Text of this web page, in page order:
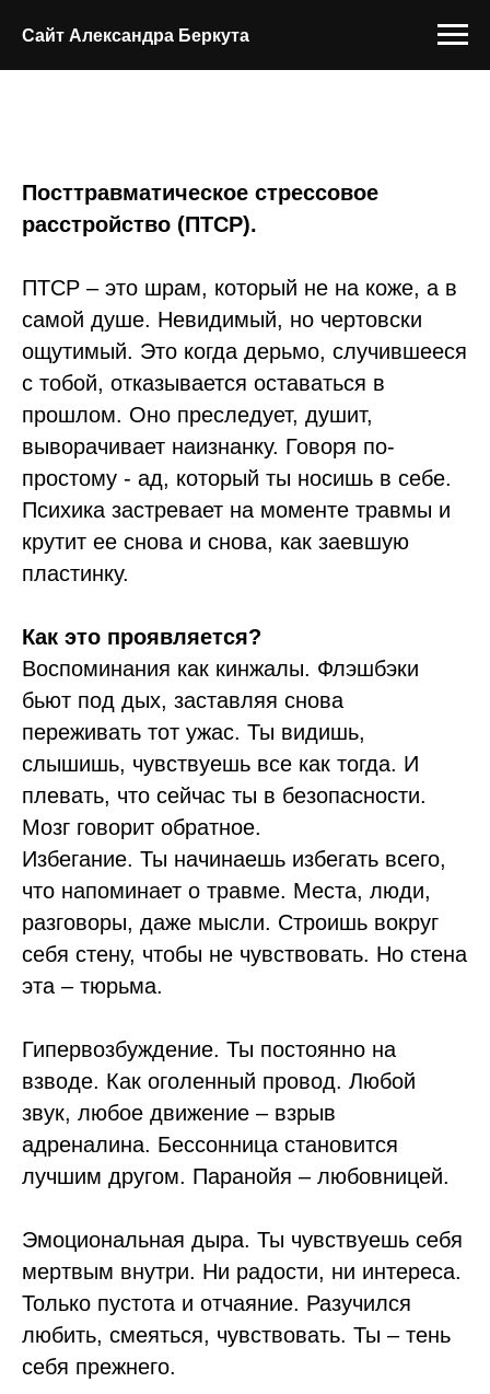
Сайт Александра Беркута
Посттравматическое стрессовое
расстройство (ПТСР).
ПТСР – это шрам, который не на коже, а в
самой душе. Невидимый, но чертовски
ощутимый. Это когда дерьмо, случившееся
с тобой, отказывается оставаться в
прошлом. Оно преследует, душит,
выворачивает наизнанку. Говоря по-
простому - ад, который ты носишь в себе.
Психика застревает на моменте травмы и
крутит ее снова и снова, как заевшую
пластинку.
Как это проявляется?
Воспоминания как кинжалы. Флэшбэки
бьют под дых, заставляя снова
переживать тот ужас. Ты видишь,
слышишь, чувствуешь все как тогда. И
плевать, что сейчас ты в безопасности.
Мозг говорит обратное.
Избегание. Ты начинаешь избегать всего,
что напоминает о травме. Места, люди,
разговоры, даже мысли. Строишь вокруг
себя стену, чтобы не чувствовать. Но стена
эта – тюрьма.
Гипервозбуждение. Ты постоянно на
взводе. Как оголенный провод. Любой
звук, любое движение – взрыв
адреналина. Бессонница становится
лучшим другом. Паранойя – любовницей.
Эмоциональная дыра. Ты чувствуешь себя
мертвым внутри. Ни радости, ни интереса.
Только пустота и отчаяние. Разучился
любить, смеяться, чувствовать. Ты – тень
себя прежнего.